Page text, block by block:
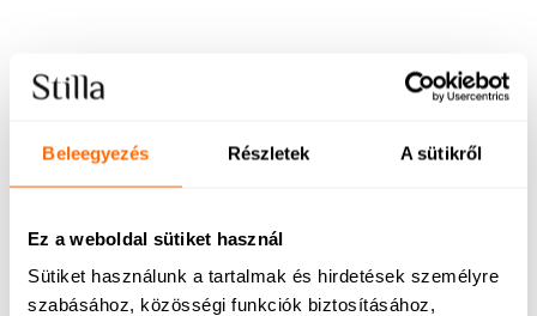
Beleegyezés Részletek A sütikről
Ez a weboldal sütiket használ
Sütiket használunk a tartalmak és hirdetések személyre
szabásához, közösségi funkciók biztosításához,